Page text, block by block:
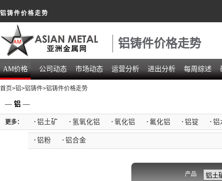
铝铸件价格走势
铝铸件价格走势
AM价格 公司动态 市场动态 运营分析 进出分析 每周综述
首页>铝>铝铸件>铝铸件价格走势
— 铝 —
更多： · 铝土矿 · 氢氧化铝 · 氧化铝 · 氟化铝 · 铝锭 · 铝
· 铝粉 · 铝合金
产品